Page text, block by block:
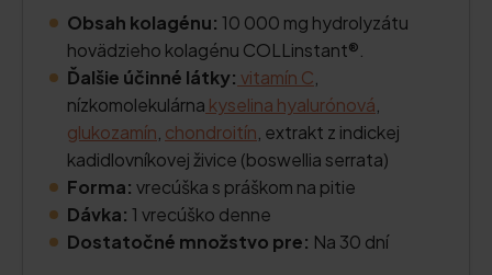
Obsah kolagénu: 10 000 mg hydrolyzátu
hovädzieho kolagénu COLLinstant®.
Ďalšie účinné látky: vitamín C
nízkomolekulárna kyselina hyalurónová
glukozamín chondroitín , extrakt z indickej
kadidlovníkovej živice (boswellia serrata)
Forma: vrecúška s práškom na pitie
Dávka: 1 vrecúško denne
Dostatočné množstvo pre: Na 30 dní